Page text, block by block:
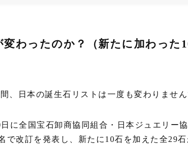
変わったのか？（新たに加わった
、日本の誕生石リストは一度も変わりません
に全国宝石卸商協同組合・日本ジュエリー
で改訂を発表し、新たに10石を加えた全29